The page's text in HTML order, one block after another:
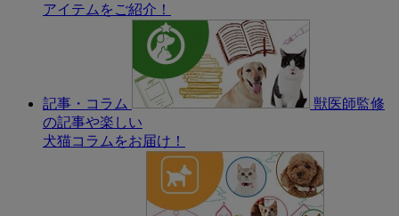
アイテムをご紹介！
記事・コラム
獣医師監修
の記事や楽しい
犬猫コラムをお届け！